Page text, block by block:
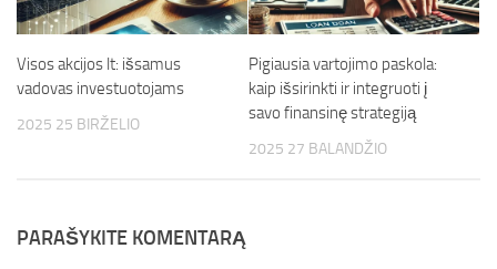
Visos akcijos lt: išsamus
vadovas investuotojams
2025 25 BIRŽELIO
Pigiausia vartojimo paskola:
kaip išsirinkti ir integruoti į
savo finansinę strategiją
2025 27 BALANDŽIO
PARAŠYKITE KOMENTARĄ